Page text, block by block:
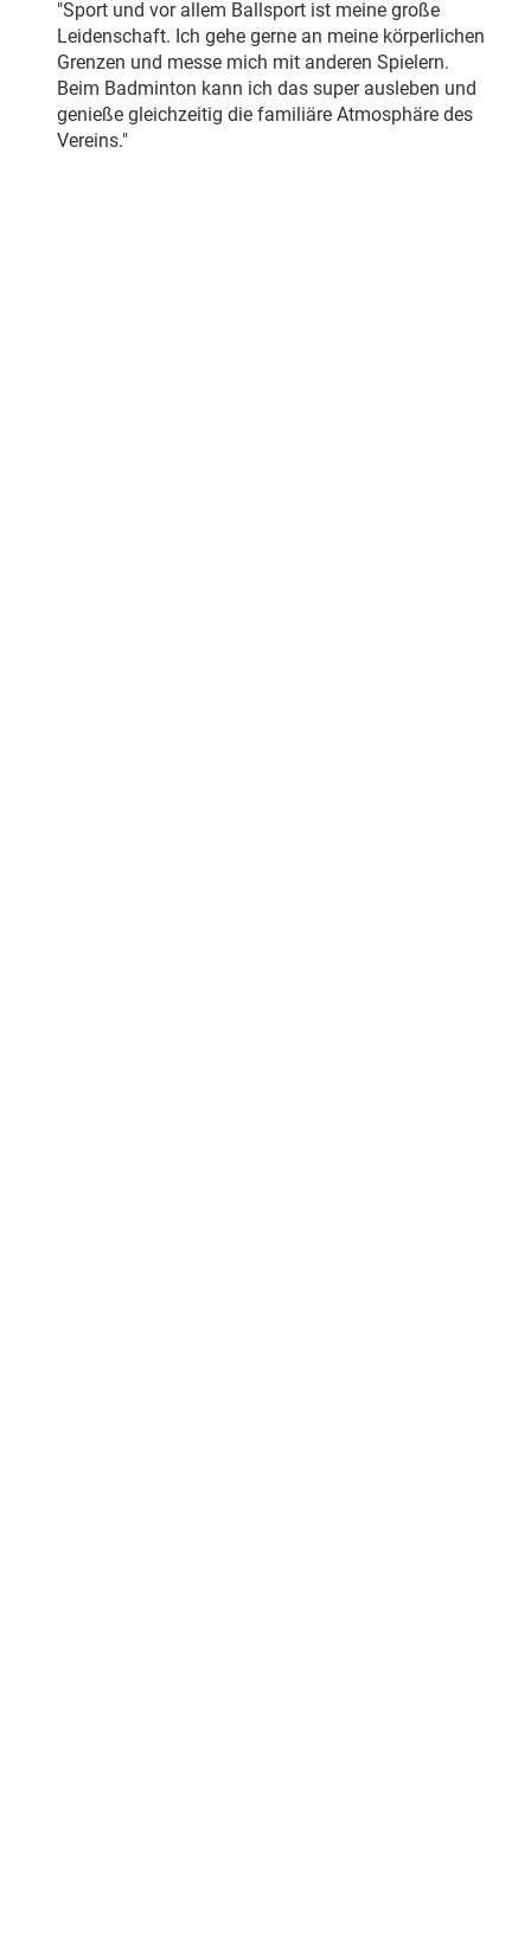
"Sport und vor allem Ballsport ist meine große
Leidenschaft. Ich gehe gerne an meine körperlichen
Grenzen und messe mich mit anderen Spielern.
Beim Badminton kann ich das super ausleben und
genieße gleichzeitig die familiäre Atmosphäre des
Vereins."